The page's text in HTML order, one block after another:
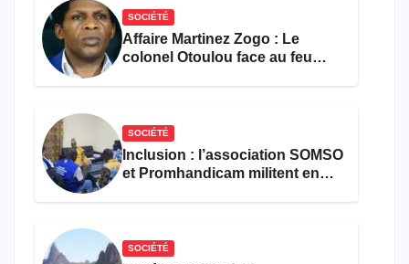
SOCIÉTÉ
Affaire Martinez Zogo : Le
colonel Otoulou face au feu
SOCIÉTÉ
Inclusion : l’association SOMSO
et Promhandicam militent en
SOCIÉTÉ